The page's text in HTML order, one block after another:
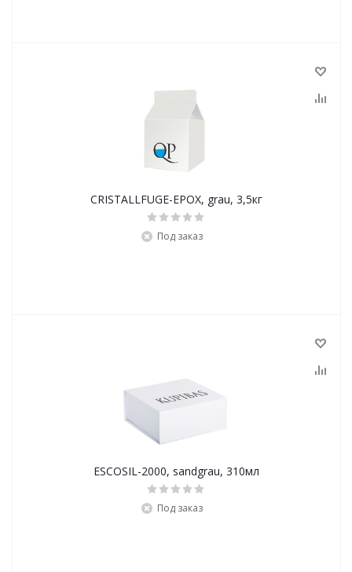
CRISTALLFUGE-EPOX, grau, 3,5кг
Под заказ
ESCOSIL-2000, sandgrau, 310мл
Под заказ